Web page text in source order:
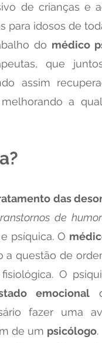
de crianças e
para idosos de
do médico
que
assim
a
das
de humor
e psíquica. O
questão de
O
emocional
fazer uma
de um psicólogo.